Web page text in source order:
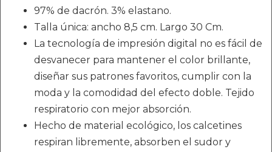
97% de dacrón. 3% elastano.
Talla única: ancho 8,5 cm. Largo 30 Cm.
La tecnología de impresión digital no es fácil de
desvanecer para mantener el color brillante,
diseñar sus patrones favoritos, cumplir con la
moda y la comodidad del efecto doble. Tejido
respiratorio con mejor absorción.
Hecho de material ecológico, los calcetines
respiran libremente, absorben el sudor y